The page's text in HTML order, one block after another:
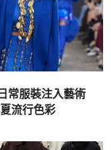
常服裝注入藝術
流行色彩